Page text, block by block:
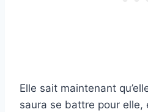
Elle sait maintenant
saura se battre pour elle,